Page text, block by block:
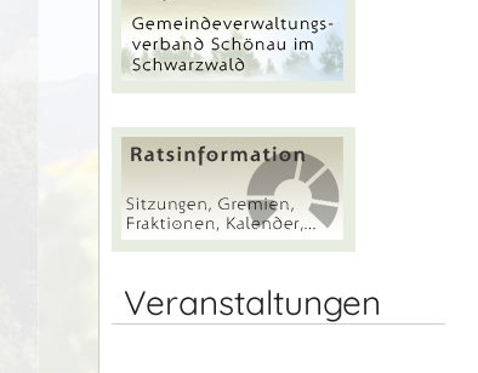
Veranstaltungen